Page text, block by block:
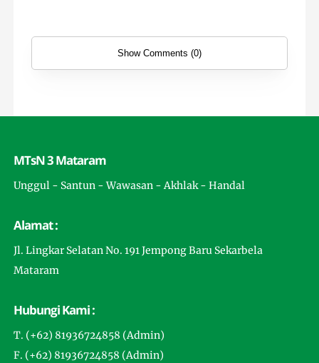
Show Comments (0)
MTsN 3 Mataram
Unggul - Santun - Wawasan - Akhlak - Handal
Alamat :
Jl. Lingkar Selatan No. 191 Jempong Baru Sekarbela
Mataram
Hubungi Kami :
T. (+62) 81936724858 (Admin)
F. (+62) 81936724858 (Admin)